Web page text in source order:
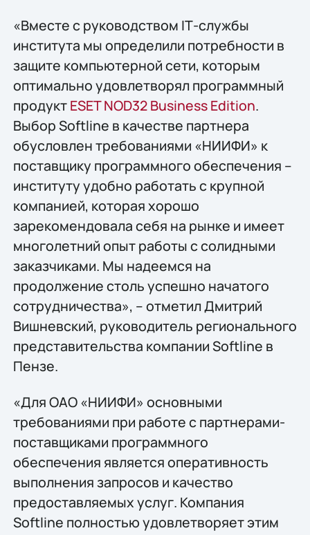
«Вместе с руководством IТ-службы
института мы определили потребности в
защите компьютерной сети, которым
оптимально удовлетворял программный
продуктESET NOD32 Business Edition.
Выбор Softline в качестве партнера
обусловлен требованиями «НИИФИ» к
поставщику программного обеспечения –
институту удобно работать с крупной
компанией, которая хорошо
зарекомендовала себя на рынке и имеет
многолетний опыт работы с солидными
заказчиками. Мы надеемся на
продолжение столь успешно начатого
сотрудничества», – отметил Дмитрий
Вишневский, руководитель регионального
представительства компании Softline в
Пензе.
«Для ОАО «НИИФИ» основными
требованиями при работе с партнерами-
поставщиками программного
обеспечения является оперативность
выполнения запросов и качество
предоставляемых услуг. Компания
Softline полностью удовлетворяет этим